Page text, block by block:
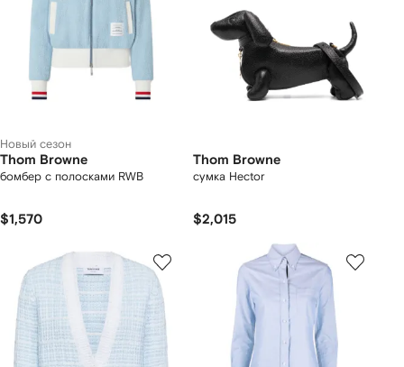
Новый сезон
Thom Browne
бомбер с полосками RWB
$1,570
Thom Browne
сумка Hector
$2,015